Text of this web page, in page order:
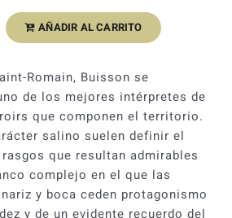
original
era:
64,90 €.
actual
es:
58,42 €.
AÑADIR AL CARRITO
Romain, Buisson se
de los mejores intérpretes de
que componen el territorio.
salino suelen definir el
que resultan admirables
complejo en el que las
y boca ceden protagonismo
y de un evidente recuerdo del